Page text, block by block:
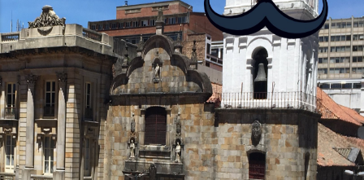
ha empeza...